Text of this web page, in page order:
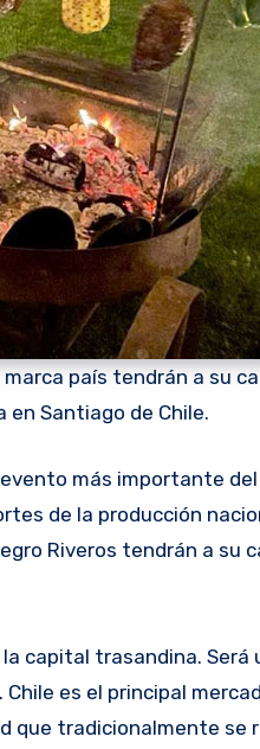
país tendrán a su
en Santiago de Chile.
de la producción
Riveros tendrán a su
capital trasandina. Será
es el principal
que tradicionalmente se